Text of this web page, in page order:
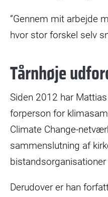
”Gennem mit arbejde
hvor stor forskel selv
Tårnhøje
Siden 2012 har
forperson for
Climate Change-
sammenslutning af
Derudover er han